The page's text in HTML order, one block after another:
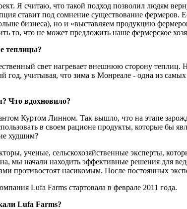
Я считаю, что такой подход позволил людям
ставит под сомнение существование фермеров.
бизнеса), но и «выставляем продукцию
то, что не может предложить наше фермерское
теплицы?
свет нагревает внешнюю сторону теплиц.
год, учитывая, что зима в Монреале - одна из
Что вдохновило?
Куртом Линном. Так вышло, что на этапе
в своем рационе продукты, которые бы
худшим?
ученые, сельскохозяйственные эксперты,
мы начали находить эффективные решения для
противостоят насикомым. После постоянных
Lufa Farms стартовала в феврале 2011 года.
Lufa Farms?